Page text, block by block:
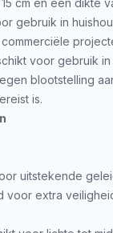
cm en een dikte
gebruik in
voor gebruik
blootstelling
is.
uitstekende
voor extra